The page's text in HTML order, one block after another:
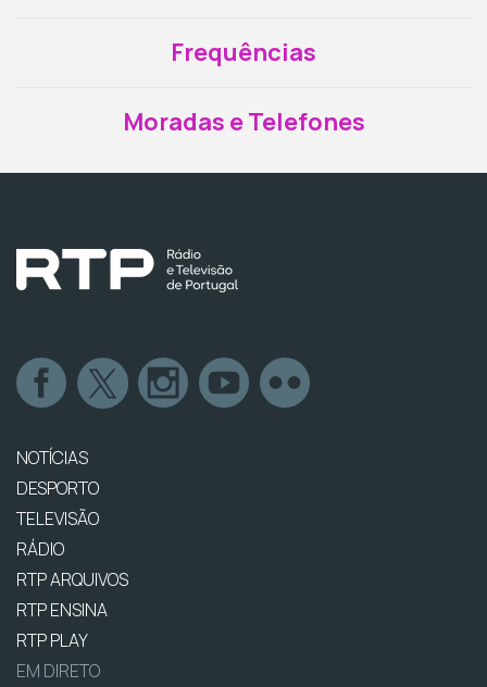
Frequências
Moradas e Telefones
NOTÍCIAS
DESPORTO
TELEVISÃO
RÁDIO
RTP ARQUIVOS
RTP ENSINA
RTP PLAY
EM DIRETO